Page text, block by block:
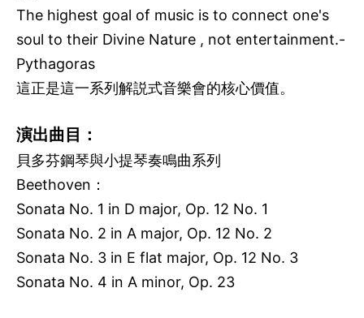
The highest goal of music is to connect one's
soul to their Divine Nature , not entertainment.-
Pythagoras
這正是這一系列解説式音樂會的核心價值。
演出曲目：
貝多芬鋼琴與小提琴奏鳴曲系列
Beethoven：
Sonata No. 1 in D major, Op. 12 No. 1
Sonata No. 2 in A major, Op. 12 No. 2
Sonata No. 3 in E flat major, Op. 12 No. 3
Sonata No. 4 in A minor, Op. 23